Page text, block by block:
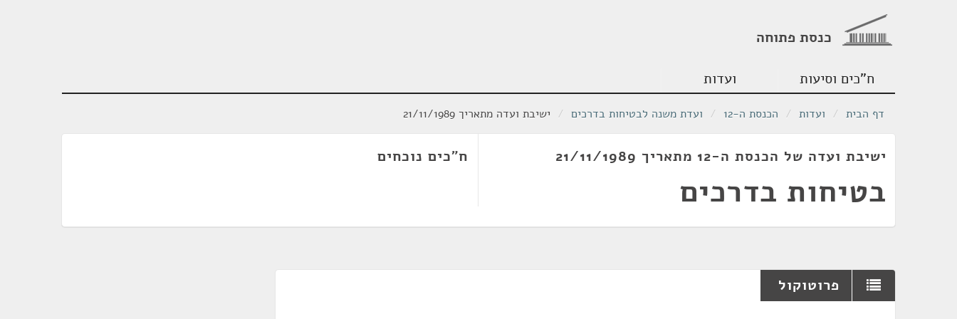
כנסת פתוחה
ח"כים וסיעות ועדות
דף הבית / ועדות / הכנסת ה-12 / ועדת משנה לבטיחות בדרכים / ישיבת ועדה מתאריך 21/11/1989
ישיבת ועדה של הכנסת ה-12 מתאריך 21/11/1989
בטיחות בדרכים
ח"כים נוכחים
פרוטוקול